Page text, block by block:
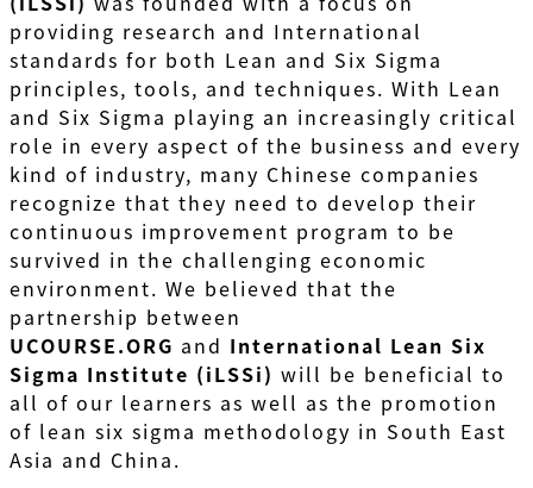
providing research and International
standards for both Lean and Six Sigma
principles, tools, and techniques. With Lean
and Six Sigma playing an increasingly critical
role in every aspect of the business and every
kind of industry, many Chinese companies
recognize that they need to develop their
continuous improvement program to be
survived in the challenging economic
environment. We believed that the
partnership between
UCOURSE.ORG and International Lean Six
Sigma Institute (iLSSi) will be beneficial to
all of our learners as well as the promotion
of lean six sigma methodology in South East
Asia and China.